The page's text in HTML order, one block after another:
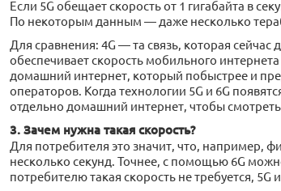
Если 5G обещает скорость от 1 гигабайта в
По некоторым данным — даже несколько
Для сравнения: 4G — та связь, которая
обеспечивает скорость мобильного
домашний интернет, который побыстрее и
операторов. Когда технологии 5G и 6G
отдельно домашний интернет, чтобы
3. Зачем нужна такая скорость?
Для потребителя это значит, что, например,
несколько секунд. Точнее, с помощью 6G
потребителю такая скорость не требуется,